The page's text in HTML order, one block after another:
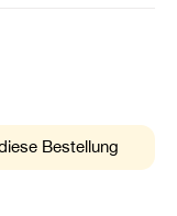
Bestellung